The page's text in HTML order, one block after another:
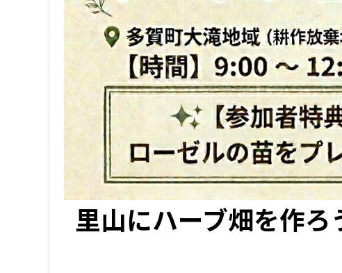
里山にハーブ畑を作ろ